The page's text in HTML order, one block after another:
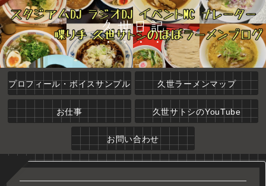
久世日記
プロフィール・ボイスサンプル 久世ラーメンマップ
お仕事 久世サトシのYouTube
お問い合わせ